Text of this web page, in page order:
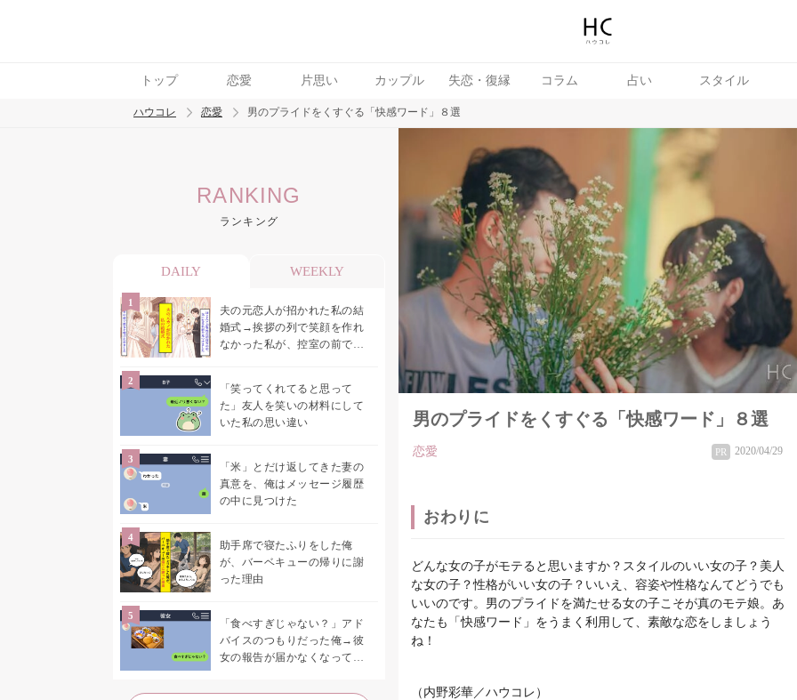
トップ 恋愛 片思い カップル 失恋・復縁 コラム 占い スタイル
トレンド ワード
ハウコレ 恋愛 男のプライドをくすぐる「快感ワード」８選
RANKING
ランキング
DAILY WEEKLY
夫の元恋人が招かれた私の結
婚式→挨拶の列で笑顔を作れ
なかった私が、控室の前で彼
「笑ってくれてると思って
た」友人を笑いの材料にして
いた私の思い違い
「米」とだけ返してきた妻の
真意を、俺はメッセージ履歴
の中に見つけた
助手席で寝たふりをした俺
が、バーベキューの帰りに謝
った理由
「食べすぎじゃない？」アド
バイスのつもりだった俺→彼
女の報告が届かなくなって、
た
男のプライドをくすぐる「快感ワード」８選
恋愛 PR 2020/04/29
おわりに
どんな女の子がモテると思いますか？スタイルのいい女の子？美人
な女の子？性格がいい女の子？いいえ、容姿や性格なんてどうでも
いいのです。男のプライドを満たせる女の子こそが真のモテ娘。あ
なたも「快感ワード」をうまく利用して、素敵な恋をしましょう
ね！
（内野彩華／ハウコレ）